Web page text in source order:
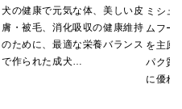
犬の健康で元気な体、美しい皮
膚・被毛、消化吸収の健康維持
のために、最適な栄養バランス
で作られた成犬…
ミシュ
ムフー
を主原
パク質
に優れ